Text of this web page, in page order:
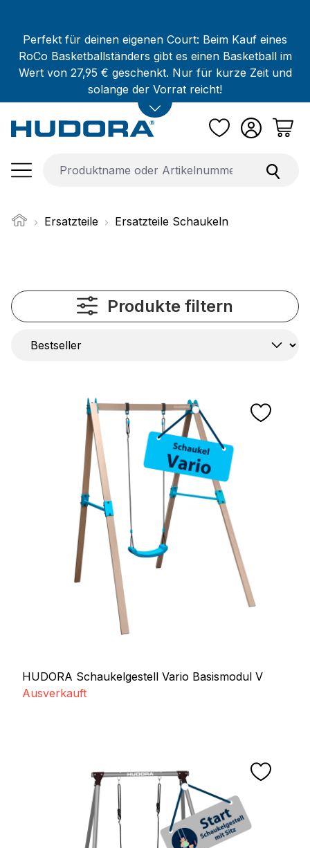
Perfekt für deinen eigenen Court: Beim Kauf eines
RoCo Basketballständers gibt es einen Basketball im
Wert von 27,95 € geschenkt. Nur für kurze Zeit und
solange der Vorrat reicht!
Ersatzteile Ersatzteile Schaukeln
Produkte filtern
HUDORA Schaukelgestell Vario Basismodul V
Ausverkauft